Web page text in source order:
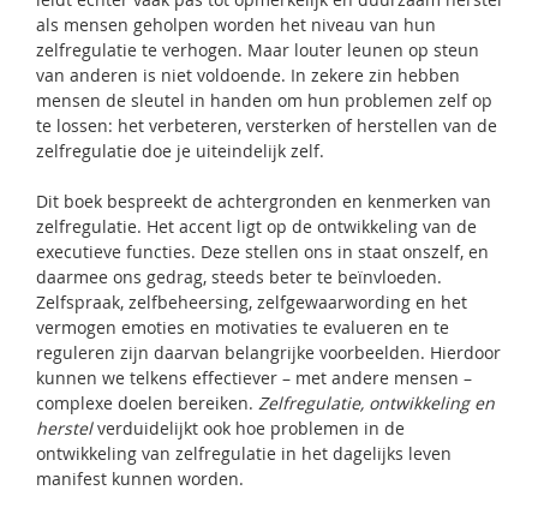
als mensen geholpen worden het niveau van hun
zelfregulatie te verhogen. Maar louter leunen op steun
van anderen is niet voldoende. In zekere zin hebben
mensen de sleutel in handen om hun problemen zelf op
te lossen: het verbeteren, versterken of herstellen van de
zelfregulatie doe je uiteindelijk zelf.
Dit boek bespreekt de achtergronden en kenmerken van
zelfregulatie. Het accent ligt op de ontwikkeling van de
executieve functies. Deze stellen ons in staat onszelf, en
daarmee ons gedrag, steeds beter te beïnvloeden.
Zelfspraak, zelfbeheersing, zelfgewaarwording en het
vermogen emoties en motivaties te evalueren en te
reguleren zijn daarvan belangrijke voorbeelden. Hierdoor
kunnen we telkens effectiever – met andere mensen –
complexe doelen bereiken. Zelfregulatie, ontwikkeling en
herstelverduidelijkt ook hoe problemen in de
ontwikkeling van zelfregulatie in het dagelijks leven
manifest kunnen worden.